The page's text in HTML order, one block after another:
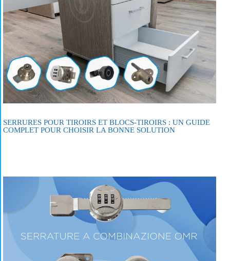
SERRURES POUR TIROIRS ET BLOCS-TIROIRS : UN GUIDE
COMPLET POUR CHOISIR LA BONNE SOLUTION